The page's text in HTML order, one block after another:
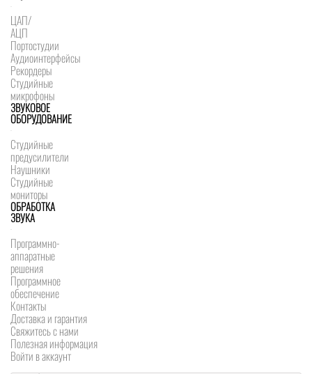
ЦАП/
АЦП
Портостудии
Аудиоинтерфейсы
Рекордеры
Студийные
микрофоны
ЗВУКОВОЕ
ОБОРУДОВАНИЕ
Студийные
предусилители
Наушники
Студийные
мониторы
ОБРАБОТКА
ЗВУКА
Программно-
аппаратные
решения
Программное
обеспечение
Контакты
Доставка и гарантия
Свяжитесь с нами
Полезная информация
Войти в аккаунт